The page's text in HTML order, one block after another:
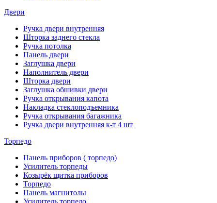
Двери
Ручка двери внутренняя
Шторка заднего стекла
Ручка потолка
Панель двери
Заглушка двери
Наполнитель двери
Шторка двери
Заглушка обшивки двери
Ручка открывания капота
Накладка стеклоподъемника
Ручка открывания багажника
Ручка двери внутренняя к-т 4 шт
Торпедо
Панель приборов ( торпедо)
Усилитель торпеды
Козырёк щитка приборов
Торпедо
Панель магнитолы
Усилитель торпедо